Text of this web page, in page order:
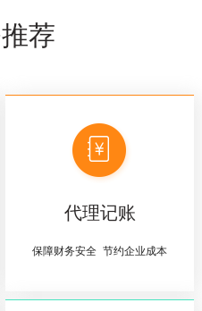
荐
代理记账
保障财务安全 节约企业成本